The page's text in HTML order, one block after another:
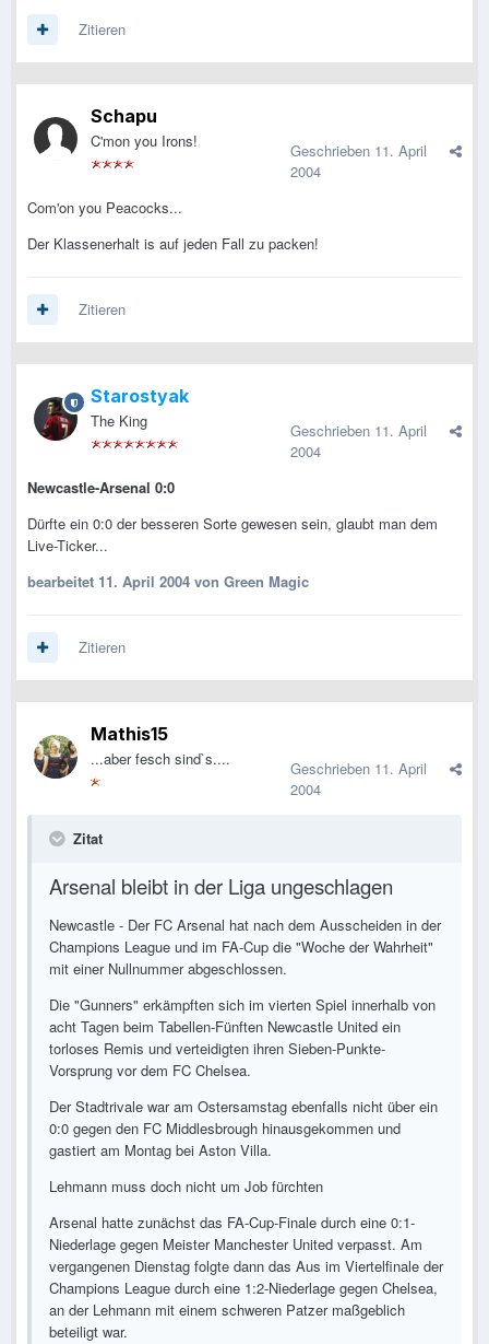
Zitieren
Schapu
C'mon you Irons! Geschrieben 11. April
2004
Com'on you Peacocks...
Der Klassenerhalt is auf jeden Fall zu packen!
Zitieren
Starostyak
The King Geschrieben 11. April
2004
Newcastle-Arsenal 0:0
Dürfte ein 0:0 der besseren Sorte gewesen sein, glaubt man dem
Live-Ticker...
bearbeitet 11. April 2004 von Green Magic
Zitieren
Mathis15
...aber fesch sind`s.... Geschrieben 11. April
2004
Zitat
Arsenal bleibt in der Liga ungeschlagen
Newcastle - Der FC Arsenal hat nach dem Ausscheiden in der
Champions League und im FA-Cup die "Woche der Wahrheit"
mit einer Nullnummer abgeschlossen.
Die "Gunners" erkämpften sich im vierten Spiel innerhalb von
acht Tagen beim Tabellen-Fünften Newcastle United ein
torloses Remis und verteidigten ihren Sieben-Punkte-
Vorsprung vor dem FC Chelsea.
Der Stadtrivale war am Ostersamstag ebenfalls nicht über ein
0:0 gegen den FC Middlesbrough hinausgekommen und
gastiert am Montag bei Aston Villa.
Lehmann muss doch nicht um Job fürchten
Arsenal hatte zunächst das FA-Cup-Finale durch eine 0:1-
Niederlage gegen Meister Manchester United verpasst. Am
vergangenen Dienstag folgte dann das Aus im Viertelfinale der
Champions League durch eine 1:2-Niederlage gegen Chelsea,
an der Lehmann mit einem schweren Patzer maßgeblich
beteiligt war.